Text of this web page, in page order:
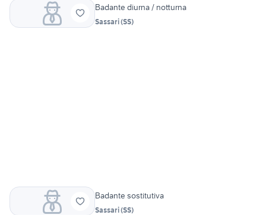
Badante diurna / notturna
Sassari(SS)
Badante sostitutiva
Sassari(SS)